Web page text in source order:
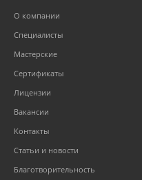
О компании
Специалисты
Мастерские
Сертификаты
Лицензии
Вакансии
Контакты
Статьи и новости
Благотворительность